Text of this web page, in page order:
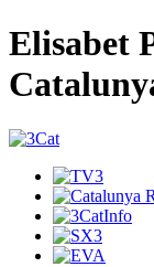
Elisabet